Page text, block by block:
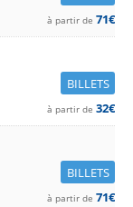
à partir de 71€
BILLETS
à partir de 32€
BILLETS
à partir de 71€